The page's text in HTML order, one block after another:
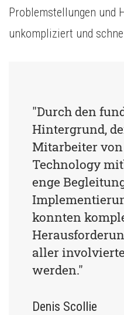
Problemstellungen und
unkompliziert und
"Durch den
Hintergrund,
Mitarbeiter
Technology
enge
konnten
aller
werden."
Denis Scollie